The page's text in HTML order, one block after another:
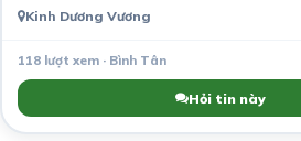
Kinh Dương Vương
118 lượt xem · Bình Tân
Hỏi tin này